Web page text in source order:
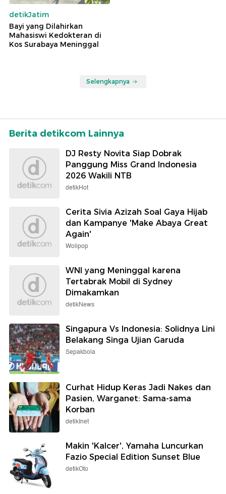
detikJatim
Bayi yang Dilahirkan
Mahasiswi Kedokteran di
Kos Surabaya Meninggal
Selengkapnya
Berita detikcom Lainnya
DJ Resty Novita Siap Dobrak
Panggung Miss Grand Indonesia
2026 Wakili NTB
detikHot
Cerita Sivia Azizah Soal Gaya Hijab
dan Kampanye 'Make Abaya Great
Again'
Wolipop
WNI yang Meninggal karena
Tertabrak Mobil di Sydney
Dimakamkan
detikNews
Singapura Vs Indonesia: Solidnya Lini
Belakang Singa Ujian Garuda
Sepakbola
Curhat Hidup Keras Jadi Nakes dan
Pasien, Warganet: Sama-sama
Korban
detikInet
Makin 'Kalcer', Yamaha Luncurkan
Fazio Special Edition Sunset Blue
detikOto